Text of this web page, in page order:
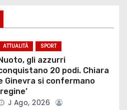
ATTUALITÀ SPORT
gli azzurri
20 podi. Chiara
Ginevra si confermano
J Ago, 2026